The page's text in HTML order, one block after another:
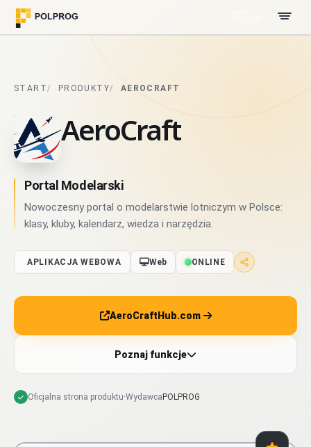
START PRODUKTY AEROCRAFT
AeroCraft
Portal Modelarski
Nowoczesny portal o modelarstwie lotniczym w Polsce:
klasy, kluby, kalendarz, wiedza i narzędzia.
APLIKACJA WEBOWA Web ONLINE
AeroCraftHub.com
Poznaj funkcje
Oficjalna strona produktu·Wydawca POLPROG